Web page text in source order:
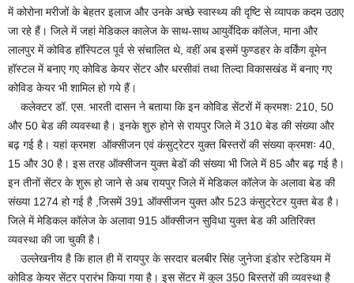
में कोरोना मरीजों के बेहतर इलाज और उनके अच्छे स्वास्थ्य की दृष्टि से व्यापक कदम उठाए
जा रहे हैं। जिले में जहां मेडिकल कालेज के साथ-साथ आयुर्वेदिक कॉलेज, माना और
लालपुर में कोविड हॉस्पिटल पूर्व से संचालित थे, वहीं अब इसमें फुण्डहर के वर्किंग वूमेन
हॉस्टल में बनाए गए कोविड केयर सेंटर और धरसीवां तथा तिल्दा विकासखंड में बनाए गए
कोविड केयर भी शामिल हो गये हैं।
कलेक्टर डॉ. एस. भारती दासन ने बताया कि इन कोविड सेंटरों में क्रमशः 210, 50
और 50 बेड की व्यवस्था है। इनके शुरु होने से रायपुर जिले में 310 बेड की संख्या और
बढ़ गई है। यहां क्रमश ऑक्सीजन एवं कंसुट्रेटर युक्त बिस्तरों की संख्या क्रमशः 40,
15 और 30 है। इस तरह ऑक्सीजन युक्त बेडों की संख्या भी जिले में 85 और बढ़ गई है।
इन तीनों सेंटर के शुरू हो जाने से अब रायपुर जिले में मेडिकल कॉलेज के अलावा बेड की
संख्या 1274 हो गई है ,जिसमें 391 ऑक्सीजन युक्त और 523 कंसुट्रेटर युक्त बेड है।
जिले में मेडिकल कॉलेज के अलावा 915 ऑक्सीजन सुविधा युक्त बेड की अतिरिक्त
व्यवस्था की जा चुकी है।
उल्लेखनीय है कि हाल ही में रायपुर के सरदार बलबीर सिंह जुनेजा इंडोर स्टेडियम में
कोविड केयर सेंटर प्रारंभ किया गया है। इस सेंटर में कुल 350 बिस्तरों की व्यवस्था है